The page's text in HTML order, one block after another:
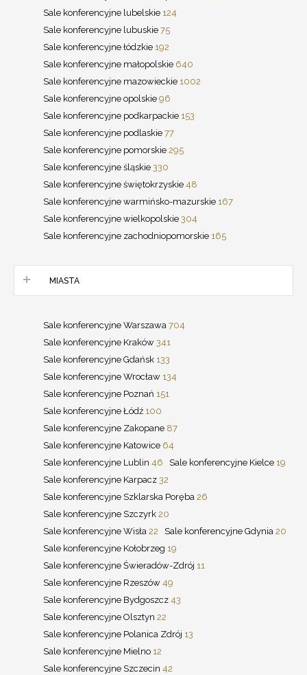
Sale konferencyjne lubelskie 124
Sale konferencyjne lubuskie 75
Sale konferencyjne łódzkie 192
Sale konferencyjne małopolskie 640
Sale konferencyjne mazowieckie 1002
Sale konferencyjne opolskie 96
Sale konferencyjne podkarpackie 153
Sale konferencyjne podlaskie 77
Sale konferencyjne pomorskie 295
Sale konferencyjne śląskie 330
Sale konferencyjne świętokrzyskie 48
Sale konferencyjne warmińsko-mazurskie 167
Sale konferencyjne wielkopolskie 304
Sale konferencyjne zachodniopomorskie 165
MIASTA
Sale konferencyjne Warszawa 704
Sale konferencyjne Kraków 341
Sale konferencyjne Gdańsk 133
Sale konferencyjne Wrocław 134
Sale konferencyjne Poznań 151
Sale konferencyjne Łódź 100
Sale konferencyjne Zakopane 87
Sale konferencyjne Katowice 64
Sale konferencyjne Lublin 46 Sale konferencyjne Kielce 19
Sale konferencyjne Karpacz 32
Sale konferencyjne Szklarska Poręba 26
Sale konferencyjne Szczyrk 20
Sale konferencyjne Wisła 22 Sale konferencyjne Gdynia 20
Sale konferencyjne Kołobrzeg 19
Sale konferencyjne Świeradów-Zdrój 11
Sale konferencyjne Rzeszów 49
Sale konferencyjne Bydgoszcz 43
Sale konferencyjne Olsztyn 22
Sale konferencyjne Polanica Zdrój 13
Sale konferencyjne Mielno 12
Sale konferencyjne Szczecin 42